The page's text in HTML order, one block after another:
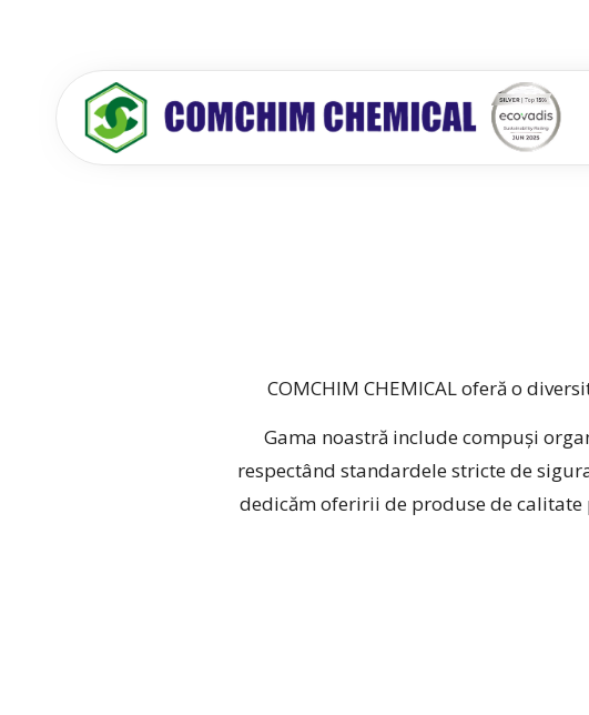
COMCHIM CHEMICAL oferă o
Gama noastră include compuși
respectând standardele stricte de
dedicăm oferirii de produse de